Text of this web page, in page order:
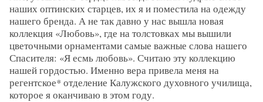
наших оптинских старцев, их я и поместила на одежду
нашего бренда. А не так давно у нас вышла новая
коллекция «Любовь», где на толстовках мы вышили
цветочными орнаментами самые важные слова нашего
Спасителя: «Я есмь любовь». Считаю эту коллекцию
нашей гордостью. Именно вера привела меня на
регентское* отделение Калужского духовного училища,
которое я оканчиваю в этом году.